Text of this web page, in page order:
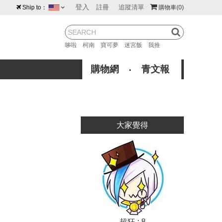
購物車(0)
登入 註冊 追蹤清單
哆啦 柯南 寶可夢 迷宮飯 我推
Ship to：
紐西蘭 馬來西亞
購物網 青文報
大家覺得